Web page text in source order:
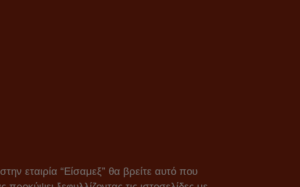
εταιρία “Είσαμεξ” θα βρείτε αυτό που